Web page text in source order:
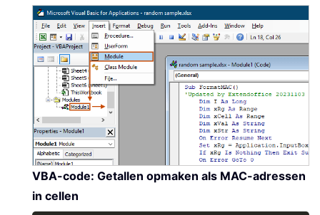
VBA-code: Getallen opmaken als MAC-adressen
in cellen